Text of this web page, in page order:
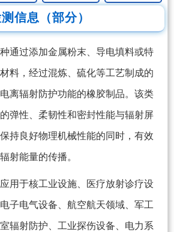
信息（部分）
通过添加金属粉末、导电填料或特
料，经过混炼、硫化等工艺制成的
离辐射防护功能的橡胶制品。该类
弹性、柔韧性和密封性能与辐射屏
持良好物理机械性能的同时，有效
射能量的传播。
用于核工业设施、医疗放射诊疗设
子电气设备、航空航天领域、军工
辐射防护、工业探伤设备、电力系